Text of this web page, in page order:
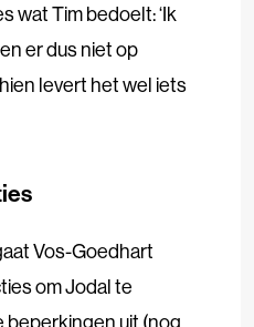
wat Tim bedoelt: ‘Ik
er dus niet op
levert het wel iets
Vos-Goedhart
om Jodal te
beperkingen uit (nog